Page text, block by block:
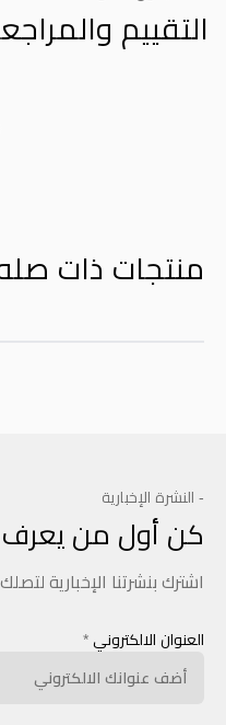
التقييم
منتجات ذات
- النشرة الإخبارية
كن أول من يعرف
اشترك بنشرتنا الإخبارية
العنوان الالكتروني *